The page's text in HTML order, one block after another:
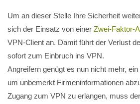
Um an dieser Stelle Ihre Sicherheit
sich der Einsatz von einer Zwei-Faktor-
VPN-Client an. Damit führt der Verlust
sofort zum Einbruch ins VPN.
Angreifern genügt es nun nicht mehr,
um unbemerkt Firmeninformationen
Zugang zum VPN zu erlangen, muss